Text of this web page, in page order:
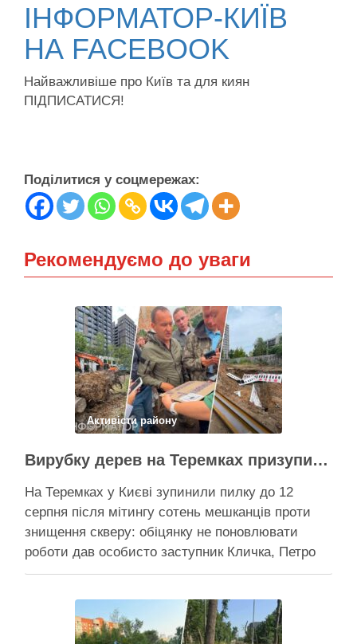
ІНФОРМАТОР-КИЇВ
НА FACEBOOK
Найважливіше про Київ та для киян
ПІДПИСАТИСЯ!
Поділитися у соцмережах:
Рекомендуємо до уваги
Активісти району
Вирубку дерев на Теремках призупинили після приїзду заступника Кличка – почався діалог
На Теремках у Києві зупинили пилку до 12
серпня після мітингу сотень мешканців проти
знищення скверу: обіцянку не поновлювати
роботи дав особисто заступник Кличка, Петро
Пантелеєв, що прибув налагодити комунікацію
чи вдасться зберегти ту частину озеленення,
що лишилася, – поки невідомо На Теремках у …